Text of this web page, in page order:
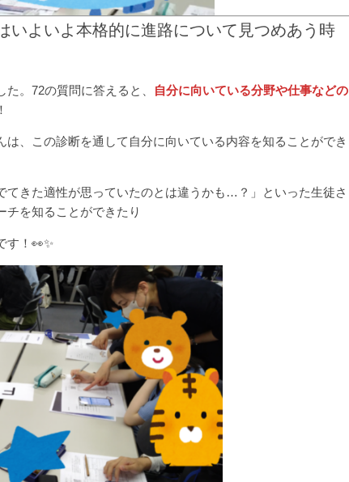
いよいよ本格的に進路について見つめあう時
た。72の質問に答えると、
自分に向いている分野や仕事などの
は、この診断を通して自分に向いている内容を知ることができ
てきた適性が思っていたのとは違うかも…？」といった生徒さ
チを知ることができたり
す！👀✨